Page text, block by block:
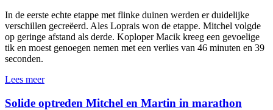
In de eerste echte etappe met flinke duinen werden er duidelijke
verschillen gecreëerd. Ales Loprais won de etappe. Mitchel volgde
op geringe afstand als derde. Koploper Macik kreeg een gevoelige
tik en moest genoegen nemen met een verlies van 46 minuten en 39
seconden.
Lees meer
Solide optreden Mitchel en Martin in marathon